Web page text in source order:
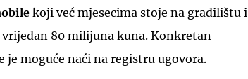
koji već mjesecima stoje na gradilištu i
80 milijuna kuna. Konkretan
je moguće naći na registru ugovora.